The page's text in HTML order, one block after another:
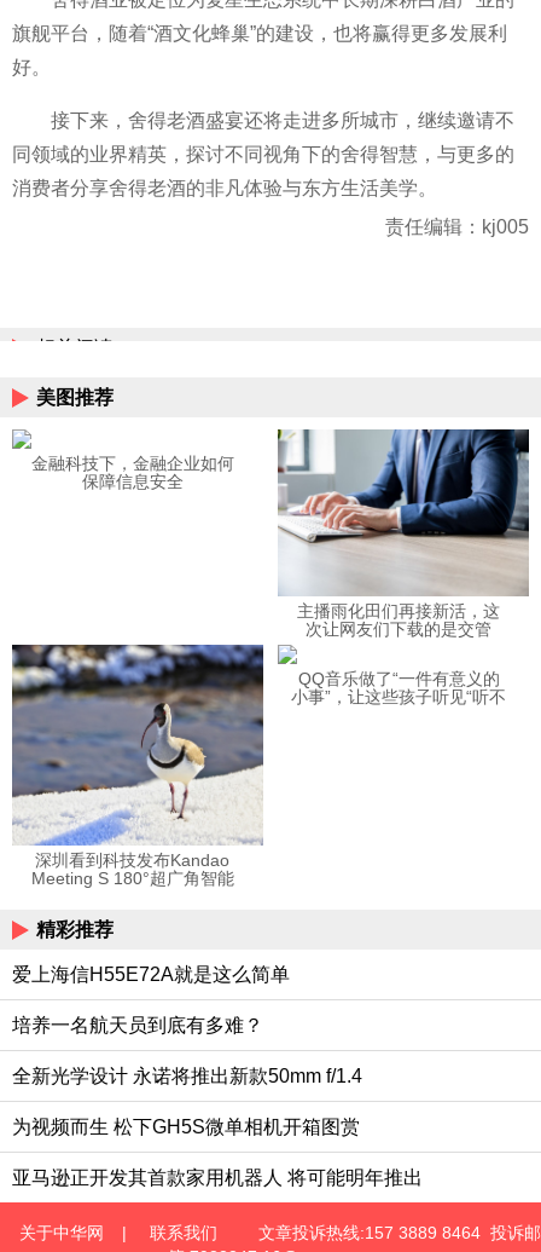
旗舰平台，随着“酒文化蜂巢”的建设，也将赢得更多发展利
好。
接下来，舍得老酒盛宴还将走进多所城市，继续邀请不
同领域的业界精英，探讨不同视角下的舍得智慧，与更多的
消费者分享舍得老酒的非凡体验与东方生活美学。
责任编辑：kj005
相关阅读
美图推荐
金融科技下，金融企业如何
保障信息安全
主播雨化田们再接新活，这
次让网友们下载的是交管
深圳看到科技发布Kandao
Meeting S 180°超广角智能
QQ音乐做了“一件有意义的
小事”，让这些孩子听见“听不
精彩推荐
爱上海信H55E72A就是这么简单
培养一名航天员到底有多难？
全新光学设计 永诺将推出新款50mm f/1.4
为视频而生 松下GH5S微单相机开箱图赏
亚马逊正开发其首款家用机器人 将可能明年推出
关于中华网 | 联系我们
文章投诉热线:157 3889 8464 投诉邮